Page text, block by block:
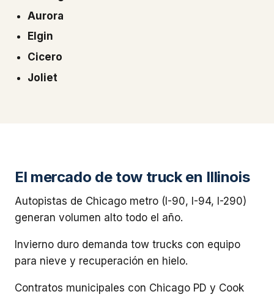
Aurora
Elgin
Cicero
Joliet
El mercado de tow truck en Illinois
Autopistas de Chicago metro (I-90, I-94, I-290)
generan volumen alto todo el año.
Invierno duro demanda tow trucks con equipo
para nieve y recuperación en hielo.
Contratos municipales con Chicago PD y Cook